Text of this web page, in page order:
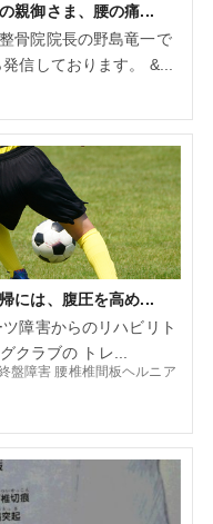
親御さま、腰の痛...
骨院院長の野島竜一で
信しております。 &...
には、腹圧を高め...
障害からのリハビリト
クラブの トレ...
盤障害 腰椎椎間板ヘルニア